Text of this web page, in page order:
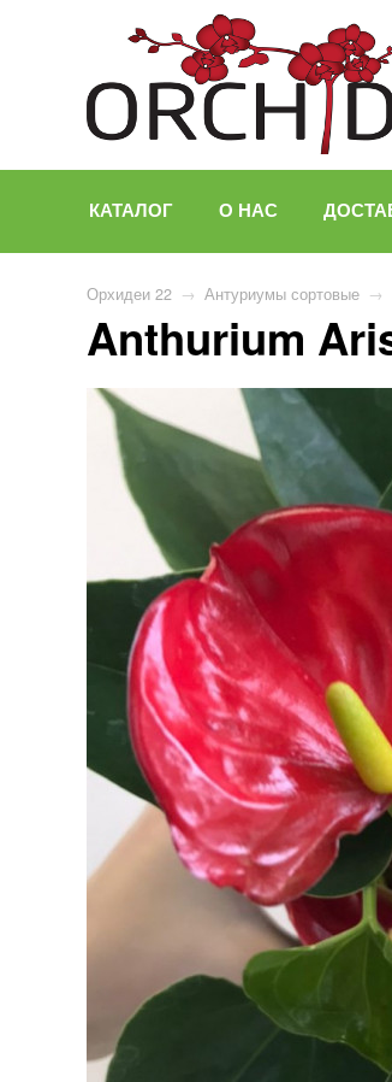
КАТАЛОГ О НАС
Орхидеи 22 → Антуриумы сортовые →
Anthurium